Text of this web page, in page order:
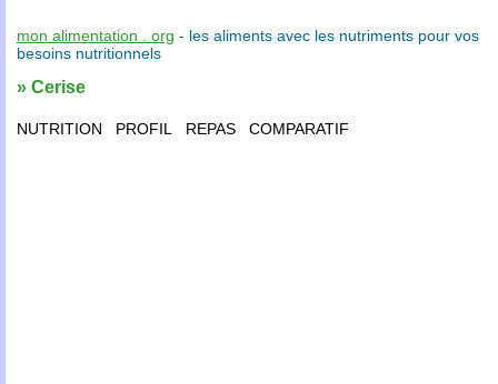
mon alimentation . org - les aliments avec les nutriments pour vos
besoins nutritionnels
» Cerise
NUTRITION PROFIL REPAS COMPARATIF